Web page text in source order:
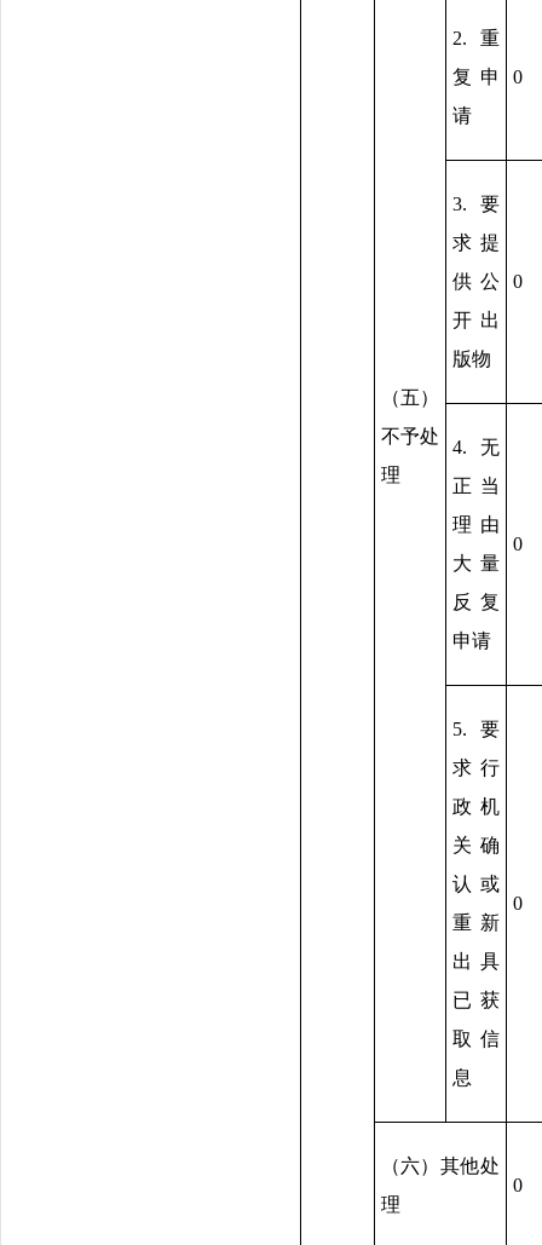
（五）
不予处
理
2.重
复申
请
0
3.要
求提
供公
开出
版物
0
4.无
正当
理由
大量
反复
申请
0
5.要
求行
政机
关确
认或
重新
出具
已获
取信
息
0
（六）其他处
理
0